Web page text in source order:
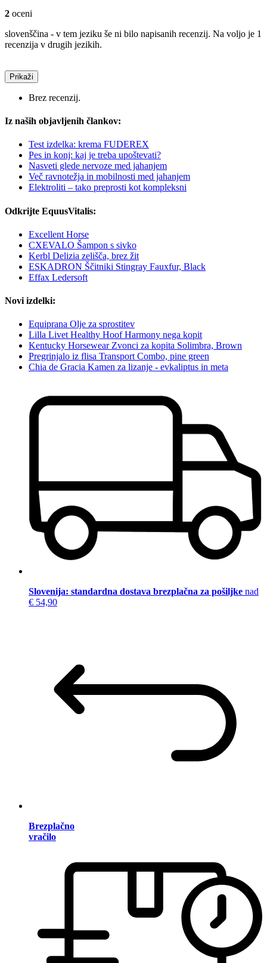
2 oceni
slovenščina - v tem jeziku še ni bilo napisanih recenzij. Na voljo je 1
recenzija v drugih jezikih.
Prikaži
Brez recenzij.
Iz naših objavljenih člankov:
Test izdelka: krema FUDEREX
Pes in konj: kaj je treba upoštevati?
Nasveti glede nervoze med jahanjem
Več ravnotežja in mobilnosti med jahanjem
Elektroliti – tako preprosti kot kompleksni
Odkrijte EquusVitalis:
Excellent Horse
CXEVALO Šampon s sivko
Kerbl Delizia zelišča, brez žit
ESKADRON Ščitniki Stingray Fauxfur, Black
Effax Ledersoft
Novi izdelki:
Equiprana Olje za sprostitev
Lilla Livet Healthy Hoof Harmony nega kopit
Kentucky Horsewear Zvonci za kopita Solimbra, Brown
Pregrinjalo iz flisa Transport Combo, pine green
Chia de Gracia Kamen za lizanje - evkaliptus in meta
Slovenija: standardna dostava brezplačna za pošiljke nad
€ 54,90
Brezplačno
vračilo